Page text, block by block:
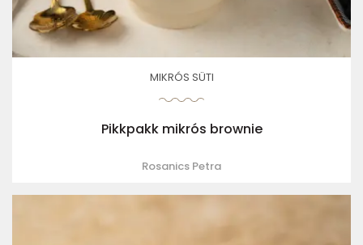
MIKRÓS SÜTI
Pikkpakk mikrós brownie
Rosanics Petra